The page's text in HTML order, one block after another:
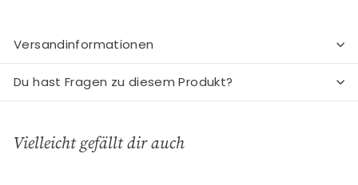
Versandinformationen
Du hast Fragen zu diesem Produkt?
Vielleicht gefällt dir auch